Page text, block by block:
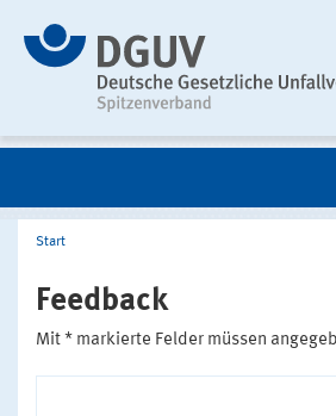
Start
Feedback
Mit * markierte Felder müssen